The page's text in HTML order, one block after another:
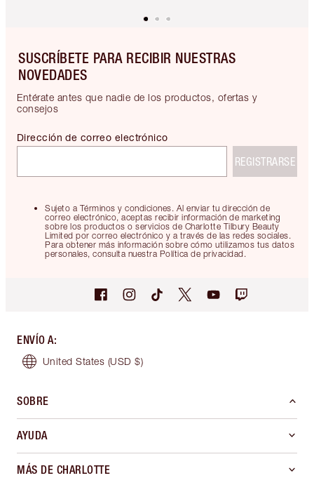
SUSCRÍBETE PARA RECIBIR NUESTRAS
NOVEDADES
Entérate antes que nadie de los productos, ofertas y
consejos
Sujeto a Términos y condiciones. Al enviar tu dirección de
correo electrónico, aceptas recibir información de marketing
sobre los productos o servicios de Charlotte Tilbury Beauty
Limited por correo electrónico y a través de las redes sociales.
Para obtener más información sobre cómo utilizamos tus datos
personales, consulta nuestra Política de privacidad.
Dirección de correo electrónico
REGISTRARSE
ENVÍO A:
United States (USD $)
SOBRE
AYUDA
MÁS DE CHARLOTTE